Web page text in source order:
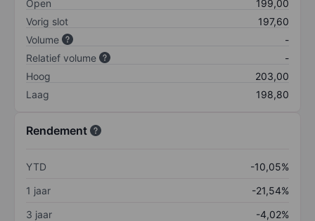
Open
199,00
Vorig slot
197,60
Volume
-
Relatief volume
-
Hoog
203,00
Laag
198,80
Rendement
YTD
-10,05%
1 jaar
-21,54%
3 jaar
-4,02%